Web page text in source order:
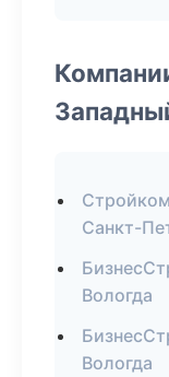
Санкт-
Вологда
Вологда